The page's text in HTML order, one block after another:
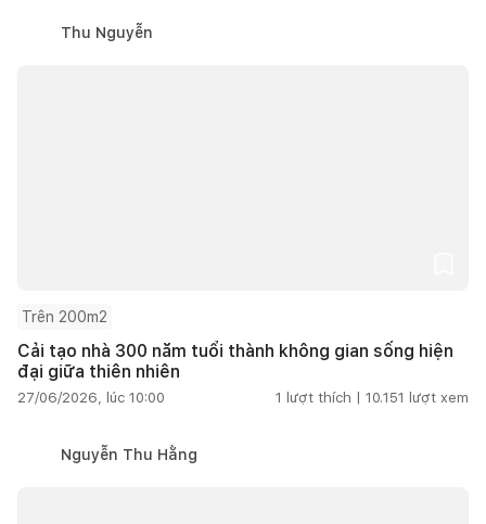
Thu Nguyễn
Trên 200m2
Cải tạo nhà 300 năm tuổi thành không gian sống hiện
đại giữa thiên nhiên
27/06/2026, lúc 10:00 1 lượt thích | 10.151 lượt xem
Nguyễn Thu Hằng